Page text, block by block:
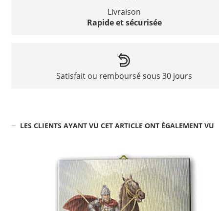
Livraison
Rapide et sécurisée
Satisfait ou remboursé sous 30 jours
LES CLIENTS AYANT VU CET ARTICLE ONT ÉGALEMENT VU